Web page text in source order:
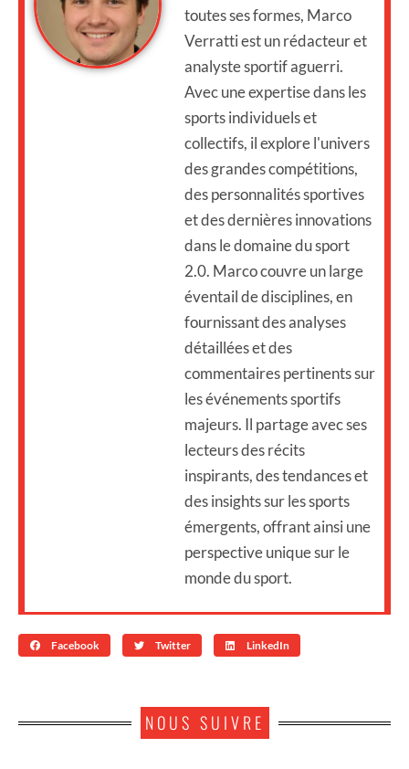
toutes ses formes, Marco
Verratti est un rédacteur et
analyste sportif aguerri.
Avec une expertise dans les
sports individuels et
collectifs, il explore l'univers
des grandes compétitions,
des personnalités sportives
et des dernières innovations
dans le domaine du sport
2.0. Marco couvre un large
éventail de disciplines, en
fournissant des analyses
détaillées et des
commentaires pertinents sur
les événements sportifs
majeurs. Il partage avec ses
lecteurs des récits
inspirants, des tendances et
des insights sur les sports
émergents, offrant ainsi une
perspective unique sur le
monde du sport.
Facebook Twitter LinkedIn
NOUS SUIVRE